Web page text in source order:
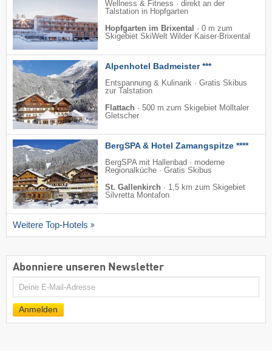
Wellness & Fitness · direkt an der
Talstation in Hopfgarten
Hopfgarten im Brixental · 0 m zum
Skigebiet SkiWelt Wilder Kaiser-Brixental
Alpenhotel Badmeister ***
Entspannung & Kulinarik · Gratis Skibus
zur Talstation
Flattach · 500 m zum Skigebiet Mölltaler
Gletscher
BergSPA & Hotel Zamangspitze ****
BergSPA mit Hallenbad · moderne
Regionalküche · Gratis Skibus
St. Gallenkirch · 1,5 km zum Skigebiet
Silvretta Montafon
Weitere Top-Hotels
Abonniere unseren Newsletter
E-
Anmelden